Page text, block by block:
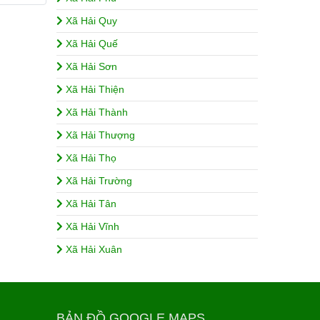
Xã Hải Quy
Xã Hải Quế
Xã Hải Sơn
Xã Hải Thiện
Xã Hải Thành
Xã Hải Thượng
Xã Hải Thọ
Xã Hải Trường
Xã Hải Tân
Xã Hải Vĩnh
Xã Hải Xuân